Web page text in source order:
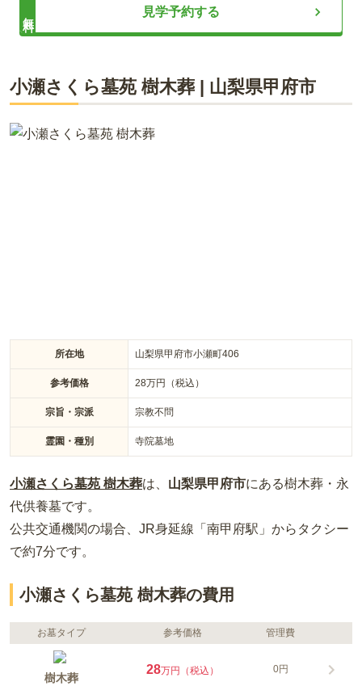
ライフドット編集部
です。県道113号から近く、中央自動車道「南甲府インター」
からも車で5分程度なので、お車でのお墓参りに適した立地で
す。駐車場も20台分が完備されています。さまざまな相談がで
きるところも寺院ならではです。小瀬スポーツ公園が近いの
自家用車でしたら駐車場も完備されているので問題なく行け
ます。最寄り駅からはタクシーで約８分です。公共のバスも
口コミをすべて見る（1
見学予約する
小瀬さくら墓苑 樹木葬| 山梨県甲府市
所在地 山梨県甲府市小瀬町406
参考価格 28万円（税込）
宗旨・宗派 宗教不問
霊園・種別 寺院墓地
小瀬さくら墓苑 樹木葬は、 山梨県甲府市にある樹木葬・永
代供養墓です。
公共交通機関の場合 、JR身延線「南甲府駅」からタクシー
で約7分です。
小瀬さくら墓苑 樹木葬の費用
お墓タイプ 参考価格 管理費
樹木葬
28万円（税込） 0円